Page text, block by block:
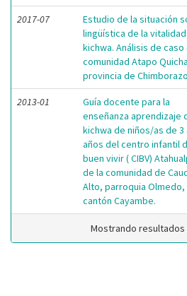
2017-07
Estudio de la situación
lingüística de la
kichwa. Análisis de caso
comunidad Atapo
provincia de Chimborazo
2013-01
Guía docente para la
enseñanza aprendizaje
kichwa de niños/as de 3
años del centro infantil
buen vivir ( CIBV)
de la comunidad de
Alto, parroquia Olmedo,
cantón Cayambe.
Mostrando resultados